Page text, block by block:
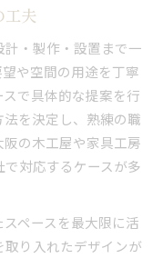
工夫
・製作・設置まで一
や空間の用途を丁寧
で具体的な提案を行
を決定し、熟練の職
の木工屋や家具工房
対応するケースが多
ペースを最大限に活
り入れたデザインが